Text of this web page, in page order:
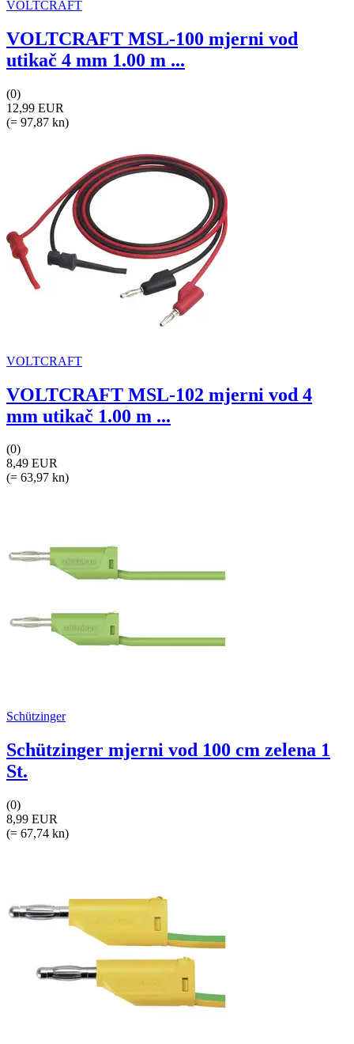
VOLTCRAFT
VOLTCRAFT MSL-100 mjerni vod
utikač 4 mm 1.00 m ...
(0)
12,99 EUR
(= 97,87 kn)
VOLTCRAFT
VOLTCRAFT MSL-102 mjerni vod 4
mm utikač 1.00 m ...
(0)
8,49 EUR
(= 63,97 kn)
Schützinger
Schützinger mjerni vod 100 cm zelena 1
St.
(0)
8,99 EUR
(= 67,74 kn)